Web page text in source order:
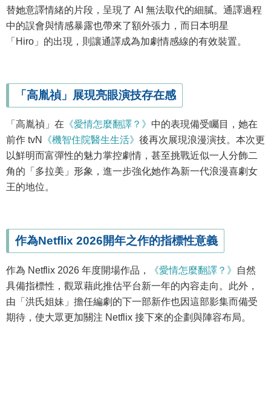
替她意譯情緒的片段，呈現了 AI 無法取代的細膩。通譯過程
中的誤會與情感暴露也帶來了額外張力，而日本明星
「Hiro」的出現，則讓通譯成為加劇情感線的有效裝置。
「高胤禎」展現亮眼演技存在感
「高胤禎」在 《愛情怎麼翻譯？》 中的表現備受矚目，她在
前作 tvN
《機智住院醫生生活》 後再次展現浪漫演技。本次更
以鮮明而富彈性的魅力掌控劇情，甚至挑戰近似一人分飾二
角的「多拉美」形象，進一步強化她作為新一代浪漫喜劇女
王的地位。
作為Netflix 2026開年之作的指標性意義
作為 Netflix 2026 年度開場作品， 《愛情怎麼翻譯？》
自然
具備指標性，觀眾藉此推估平台新一年的內容走向。此外，
由「洪氏姐妹」擔任編劇的下一部新作也因這部影集而備受
期待，使大眾更加關注 Netflix 接下來的企劃與陣容布局。